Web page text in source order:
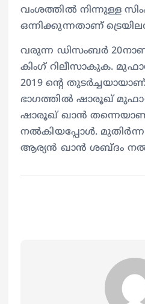
വംശത്തിൽ നിന്നുള്ള
ഒന്നിക്കുന്നതാണ്
വരുന്ന ഡിസംബര്‍
കിംഗ് റിലീസാകുക.
2019 ന്‍റെ
ഭാഗത്തിൽ ഷാരൂഖ്
ഷാരൂഖ് ഖാന്‍
നൽകിയപ്പോൾ.
ആര്യൻ ഖാന്‍ ശബ്ദം